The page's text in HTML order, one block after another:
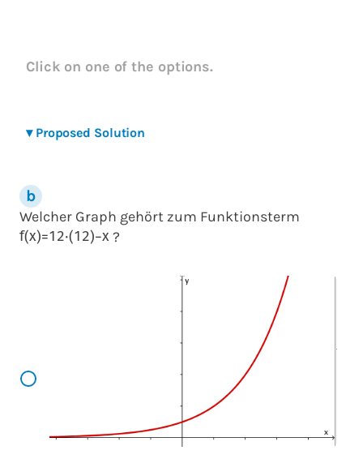
Click on one of the options.
▾ Proposed Solution
Welcher Graph gehört zum Funktionsterm
f(x)=1 2⋅(1 2)−x ?